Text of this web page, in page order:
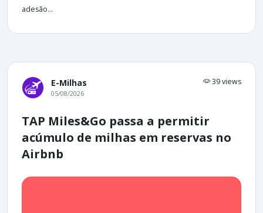
adesão...
E-Milhas 39 views
05/08/2026
TAP Miles&Go passa a permitir
acúmulo de milhas em reservas no
Airbnb